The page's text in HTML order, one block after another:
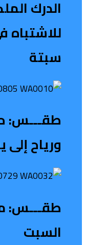
الدرك
سبتة
طقـــس:
ورياح
طقـــس:
السبت